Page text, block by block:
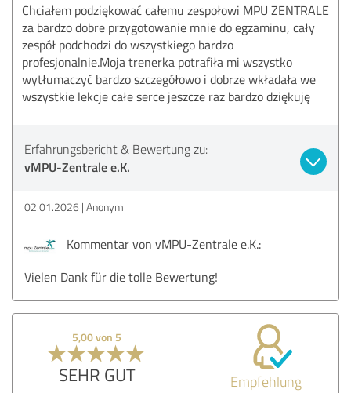
Chciałem podziękować całemu zespołowi MPU ZENTRALE
za bardzo dobre przygotowanie mnie do egzaminu, cały
zespół podchodzi do wszystkiego bardzo
profesjonalnie.Moja trenerka potrafiła mi wszystko
wytłumaczyć bardzo szczegółowo i dobrze wkładała we
wszystkie lekcje całe serce jeszcze raz bardzo dziękuję
Erfahrungsbericht & Bewertung zu:
vMPU-Zentrale e.K.
02.01.2026 Anonym
Kommentar von vMPU-Zentrale e.K.:
Vielen Dank für die tolle Bewertung!
5,00 von 5
SEHR GUT Empfehlung